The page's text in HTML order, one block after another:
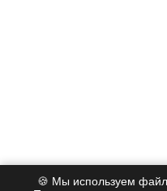
🍪 Мы используем